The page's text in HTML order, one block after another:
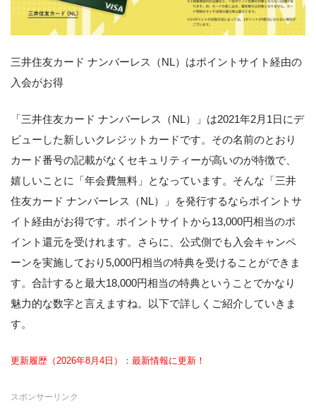
三井住友カード ナンバーレス（NL）はポイントサイト経由の
入会がお得
「三井住友カード ナンバーレス（NL）」は2021年2月1日にデ
ビューした新しいクレジットカードです。その名前のとおり
カード番号の記載がなくセキュリティーが高いのが特徴で、
嬉しいことに「年会費無料」となっています。そんな「三井
住友カード ナンバーレス（NL）」を発行するならポイントサ
イト経由がお得です。ポイントサイトから13,000円相当のポ
イント還元を受けれます。さらに、公式側でも入会キャンペ
ーンを実施しており5,000円相当の特典を受けることができま
す。合計すると最大18,000円相当の特典ということでかなり
魅力的な数字と言えますね。以下で詳しくご紹介していきま
す。
更新履歴（2026年8月4日）：最新情報に更新！
スポンサーリンク